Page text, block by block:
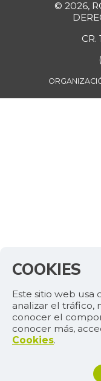
© 2026,
CR.
COOKIES
Este sitio web usa
analizar el tráfico,
conocer el
conocer más,
Cookies.